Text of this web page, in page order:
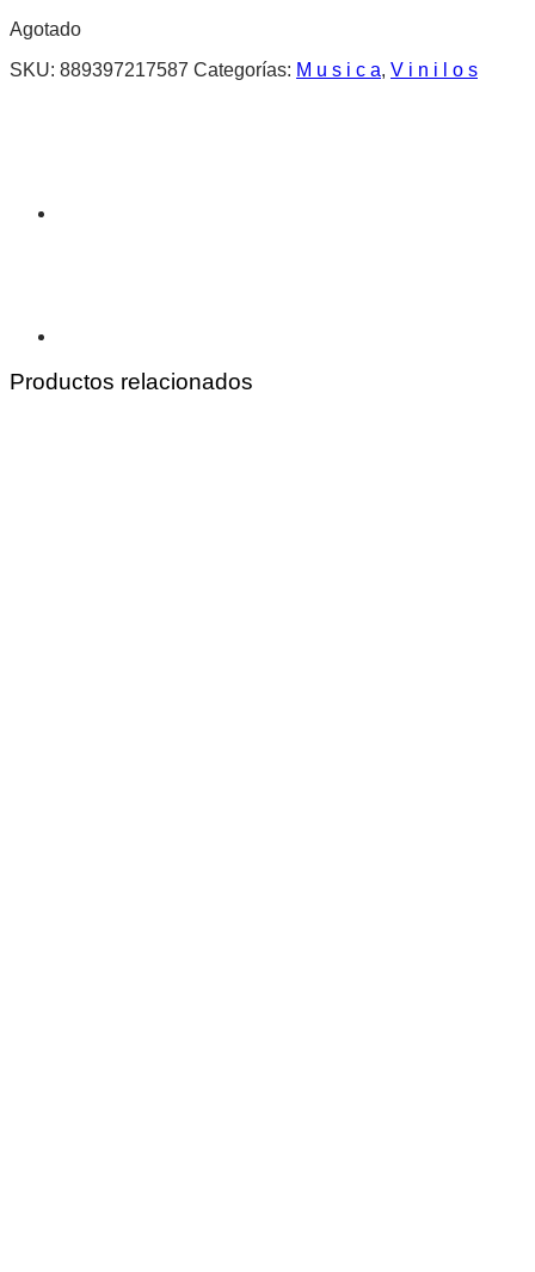
Agotado
SKU: 889397217587 Categorías: M u s i c a, V i n i l o s
Productos relacionados